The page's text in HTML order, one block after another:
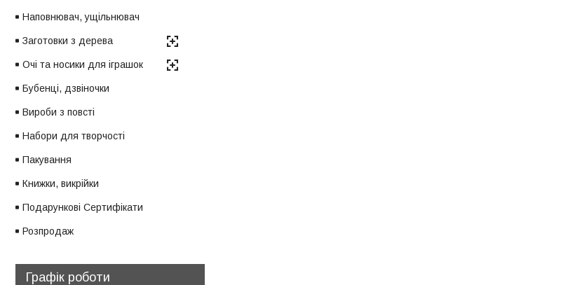
Наповнювач, ущільнювач
Заготовки з дерева
Очі та носики для іграшок
Бубенці, дзвіночки
Вироби з повсті
Набори для творчості
Пакування
Книжки, викрійки
Подарункові Сертифікати
Розпродаж
Графік роботи